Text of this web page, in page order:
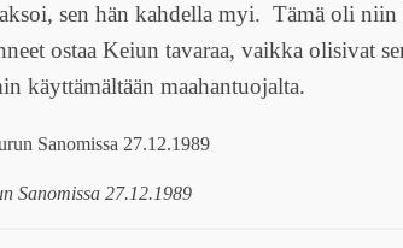
sen hän kahdella myi. Tämä oli niin
ostaa Keiun tavaraa, vaikka olisivat
käyttämältään maahantuojalta.
Sanomissa 27.12.1989